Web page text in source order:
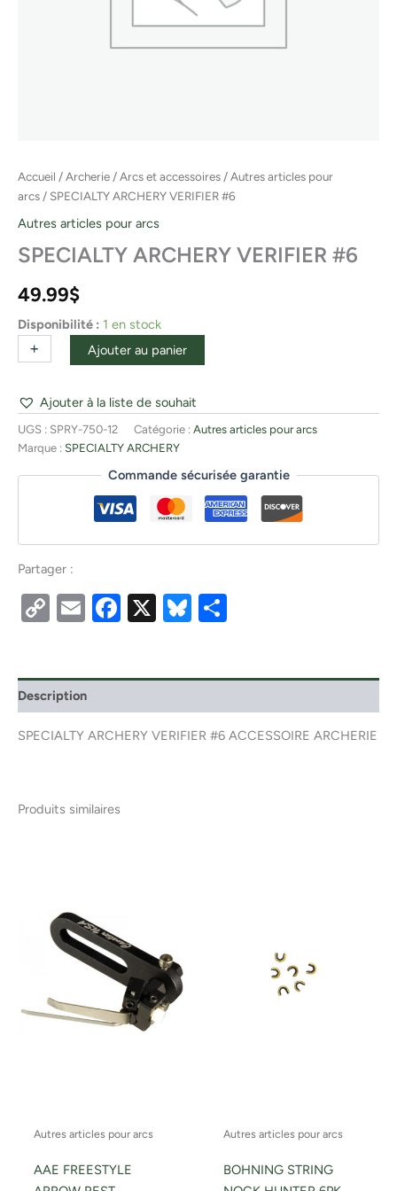
Accueil /Archerie /Arcs et accessoires /Autres articles pour
arcs / SPECIALTY ARCHERY VERIFIER #6
Autres articles pour arcs
SPECIALTY ARCHERY VERIFIER #6
49.99$
Disponibilité : 1 en stock
-
+ Ajouter au panier
Ajouter à la liste de souhait
UGS : SPRY-750-12 Catégorie : Autres articles pour arcs
Marque : SPECIALTY ARCHERY
Commande sécurisée garantie
Partager :
CopyEmailFacebook
X Bluesky
Description
SPECIALTY ARCHERY VERIFIER #6 ACCESSOIRE ARCHERIE
Produits similaires
Autres articles pour arcs
AAE FREESTYLE
Autres articles pour arcs
BOHNING STRING